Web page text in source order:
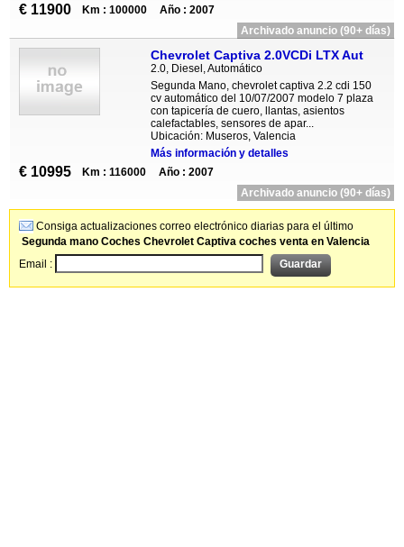
€ 11900 Km : 100000
Año : 2007
Archivado anuncio (90+ días)
Chevrolet Captiva 2.0VCDi LTX Aut
2.0, Diesel, Automático
Segunda Mano, chevrolet captiva 2.2 cdi 150
cv automático del 10/07/2007 modelo 7 plaza
con tapicería de cuero, llantas, asientos
calefactables, sensores de apar...
Ubicación: Museros, Valencia
Más información y detalles
€ 10995 Km : 116000
Año : 2007
Archivado anuncio (90+ días)
Consiga actualizaciones correo electrónico diarias para el último
Segunda mano Coches Chevrolet Captiva coches venta en Valencia
Email :